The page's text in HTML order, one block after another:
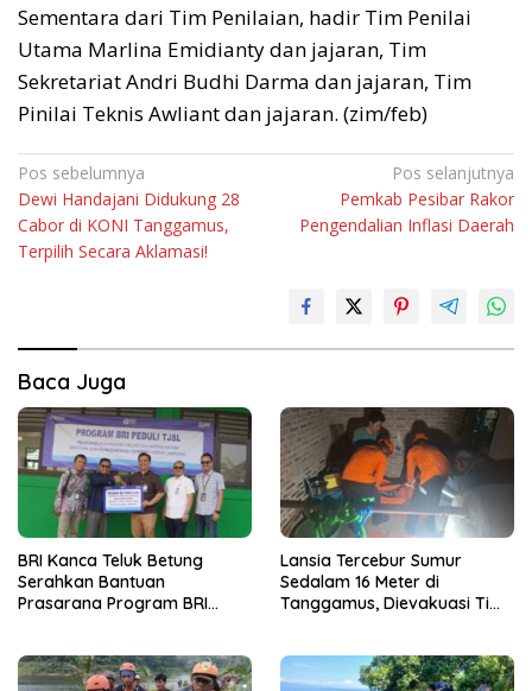
Sementara dari Tim Penilaian, hadir Tim Penilai
Utama Marlina Emidianty dan jajaran, Tim
Sekretariat Andri Budhi Darma dan jajaran, Tim
Pinilai Teknis Awliant dan jajaran. (zim/feb)
Navigasi
pos
Pos sebelumnya
Dewi Handajani Didukung 28
Cabor di KONI Tanggamus,
Terpilih Secara Aklamasi!
Pos selanjutnya
Pemkab Pesibar Rakor
Pengendalian Inflasi Daerah
Baca Juga
BRI Kanca Teluk Betung
Serahkan Bantuan
Prasarana Program BRI
LAZDAI
Lansia Tercebur Sumur
Sedalam 16 Meter di
Tanggamus, Dievakuasi Tim